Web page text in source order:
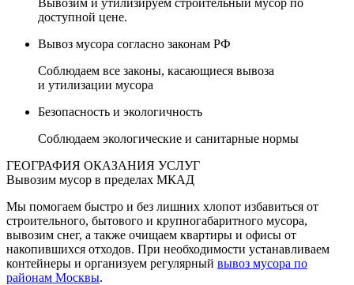
доступной цене.
Вывоз мусора согласно законам РФ
Соблюдаем все законы, касающиеся вывоза
и утилизации мусора
Безопасность и экологичность
Соблюдаем экологические и санитарные нормы
ГЕОГРАФИЯ ОКАЗАНИЯ УСЛУГ
Вывозим мусор в пределах МКАД
Мы помогаем быстро и без лишних хлопот избавиться от
строительного, бытового и крупногабаритного мусора,
вывозим снег, а также очищаем квартиры и офисы от
накопившихся отходов. При необходимости устанавливаем
контейнеры и организуем регулярный вывоз мусора по
районам Москвы.